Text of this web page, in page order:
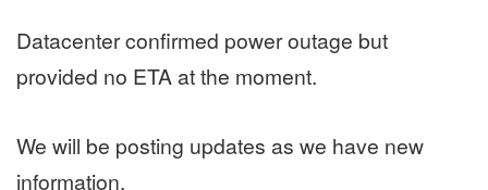
Datacenter confirmed power outage but
provided no ETA at the moment.
We will be posting updates as we have new
information.